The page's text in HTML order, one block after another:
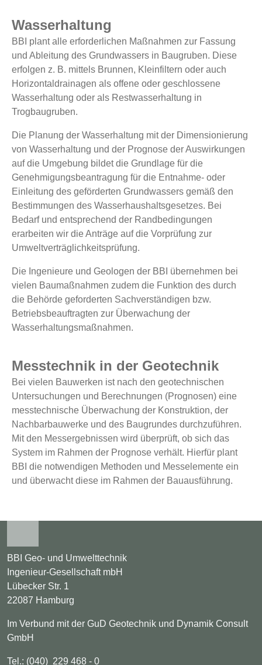
Wasserhaltung
BBI plant alle erforderlichen Maßnahmen zur Fassung
und Ableitung des Grundwassers in Baugruben. Diese
erfolgen z. B. mittels Brunnen, Kleinfiltern oder auch
Horizontaldrainagen als offene oder geschlossene
Wasserhaltung oder als Restwasserhaltung in
Trogbaugruben.
Die Planung der Wasserhaltung mit der Dimensionierung
von Wasserhaltung und der Prognose der Auswirkungen
auf die Umgebung bildet die Grundlage für die
Genehmigungsbeantragung für die Entnahme- oder
Einleitung des geförderten Grundwassers gemäß den
Bestimmungen des Wasserhaushaltsgesetzes. Bei
Bedarf und entsprechend der Randbedingungen
erarbeiten wir die Anträge auf die Vorprüfung zur
Umweltverträglichkeitsprüfung.
Die Ingenieure und Geologen der BBI übernehmen bei
vielen Baumaßnahmen zudem die Funktion des durch
die Behörde geforderten Sachverständigen bzw.
Betriebsbeauftragten zur Überwachung der
Wasserhaltungsmaßnahmen.
Messtechnik in der Geotechnik
Bei vielen Bauwerken ist nach den geotechnischen
Untersuchungen und Berechnungen (Prognosen) eine
messtechnische Überwachung der Konstruktion, der
Nachbarbauwerke und des Baugrundes durchzuführen.
Mit den Messergebnissen wird überprüft, ob sich das
System im Rahmen der Prognose verhält. Hierfür plant
BBI die notwendigen Methoden und Messelemente ein
und überwacht diese im Rahmen der Bauausführung.
BBI Geo- und Umwelttechnik
Ingenieur-Gesellschaft mbH
Lübecker Str. 1
22087 Hamburg
Im Verbund mit der GuD Geotechnik und Dynamik Consult
GmbH
Tel.: (040) 229 468 - 0